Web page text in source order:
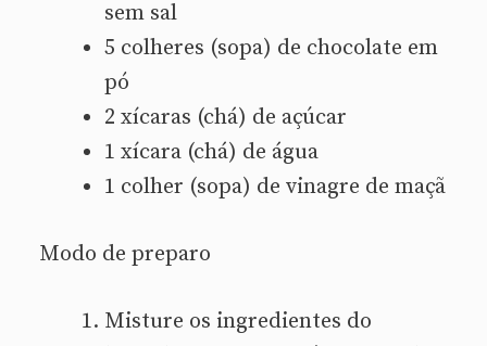
sem sal
5 colheres (sopa) de chocolate em
pó
2 xícaras (chá) de açúcar
1 xícara (chá) de água
1 colher (sopa) de vinagre de maçã
Modo de preparo
Misture os ingredientes do